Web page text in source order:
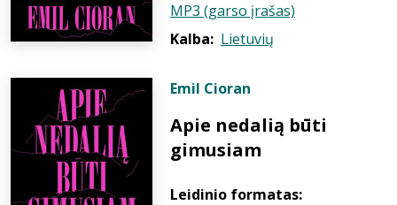
MP3 (garso įrašas)
Kalba: Lietuvių
Emil Cioran
Apie nedalią būti
gimusiam
Leidinio formatas: